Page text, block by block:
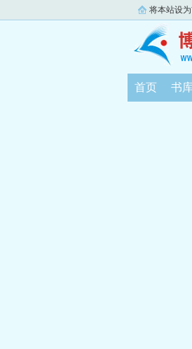
将本站设
首页 书库